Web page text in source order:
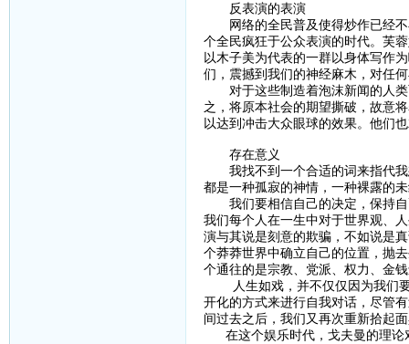
反表演的表演
网络的全民普及使得炒作已经不
个全民疯狂于公众表演的时代。芙
以木子美为代表的一群以身体写作
们，震撼到我们的神经麻木，对任
对于这些制造着泡沫新闻的人类
之，将原本社会的期望撕破，故意
以达到冲击大众眼球的效果。他们
存在意义
我找不到一个合适的词来指代我
都是一种孤寂的神情，一种裸露的
我们要相信自己的决定，保持自
我们每个人在一生中对于世界观、
演与其说是刻意的欺骗，不如说是
个莽莽世界中确立自己的位置，抛
个通往的是宗教、党派、权力、金
人生如戏，并不仅仅因为我们要
开化的方式来进行自我对话，尽管
间过去之后，我们又再次重新拾起
在这个娱乐时代，戈夫曼的理论